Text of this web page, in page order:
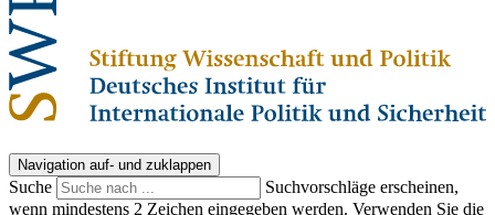
Navigation auf- und zuklappen
Suche
Suchvorschläge erscheinen,
wenn mindestens 2 Zeichen eingegeben werden. Verwenden Sie die